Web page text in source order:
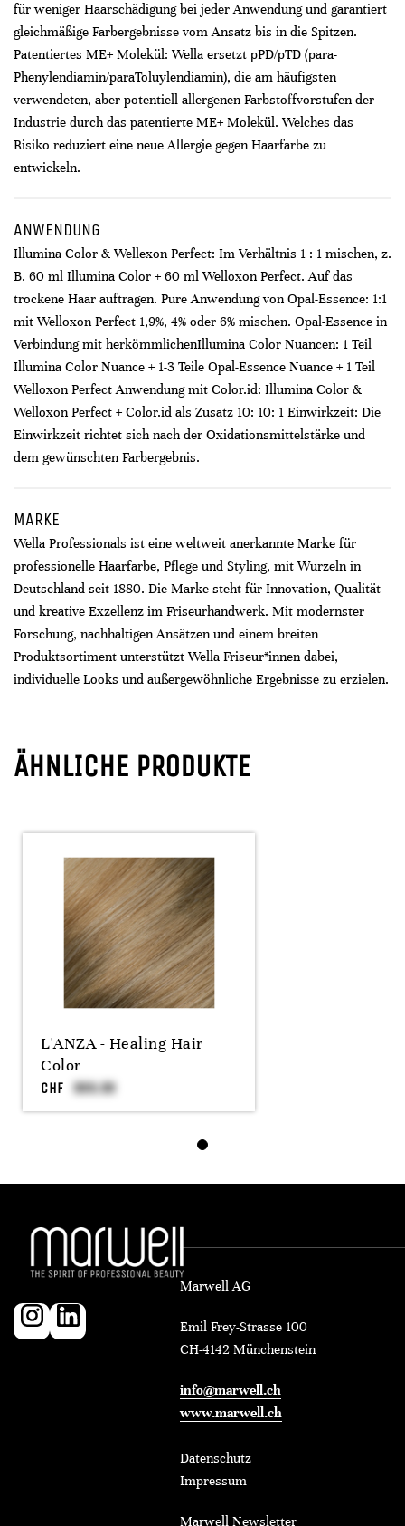
für weniger Haarschädigung bei jeder Anwendung und garantiert
gleichmäßige Farbergebnisse vom Ansatz bis in die Spitzen.
Patentiertes ME+ Molekül: Wella ersetzt pPD/pTD (para-
Phenylendiamin/paraToluylendiamin), die am häufigsten
verwendeten, aber potentiell allergenen Farbstoffvorstufen der
Industrie durch das patentierte ME+ Molekül. Welches das
Risiko reduziert eine neue Allergie gegen Haarfarbe zu
entwickeln.
ANWENDUNG
Illumina Color & Wellexon Perfect: Im Verhältnis 1 : 1 mischen, z.
B. 60 ml Illumina Color + 60 ml Welloxon Perfect. Auf das
trockene Haar auftragen. Pure Anwendung von Opal-Essence: 1:1
mit Welloxon Perfect 1,9%, 4% oder 6% mischen. Opal-Essence in
Verbindung mit herkömmlichenIllumina Color Nuancen: 1 Teil
Illumina Color Nuance + 1-3 Teile Opal-Essence Nuance + 1 Teil
Welloxon Perfect Anwendung mit Color.id: Illumina Color &
Welloxon Perfect + Color.id als Zusatz 10: 10: 1 Einwirkzeit: Die
Einwirkzeit richtet sich nach der Oxidationsmittelstärke und
dem gewünschten Farbergebnis.
MARKE
Wella Professionals ist eine weltweit anerkannte Marke für
professionelle Haarfarbe, Pflege und Styling, mit Wurzeln in
Deutschland seit 1880. Die Marke steht für Innovation, Qualität
und kreative Exzellenz im Friseurhandwerk. Mit modernster
Forschung, nachhaltigen Ansätzen und einem breiten
Produktsortiment unterstützt Wella Friseur*innen dabei,
individuelle Looks und außergewöhnliche Ergebnisse zu erzielen.
ÄHNLICHE PRODUKTE
L'ANZA - Healing Hair
Color
CHF
Marwell AG
Emil Frey-Strasse 100
CH-4142 Münchenstein
info@marwell.ch
www.marwell.ch
Datenschutz
Impressum
Marwell Newsletter